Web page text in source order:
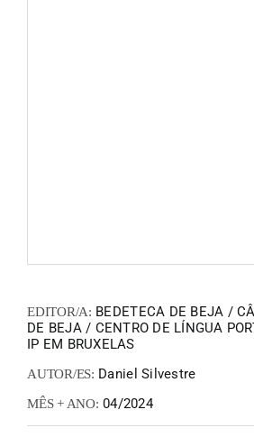
EDITOR/A: BEDETECA DE BEJA /
DE BEJA / CENTRO DE LÍNGUA
IP EM BRUXELAS
AUTOR/ES: Daniel Silvestre
MÊS + ANO: 04/2024